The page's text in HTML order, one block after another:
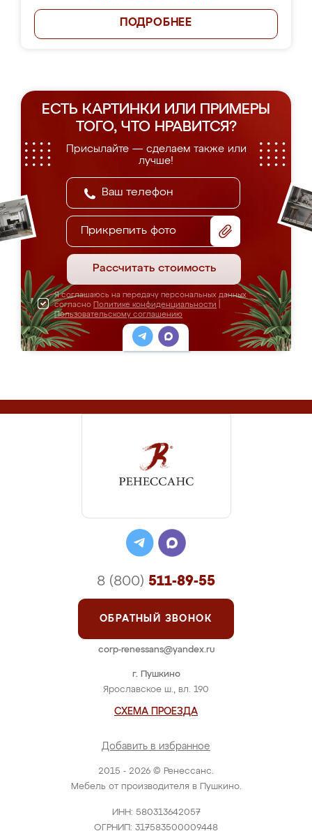
ПОДРОБНЕЕ
ЕСТЬ КАРТИНКИ ИЛИ ПРИМЕРЫ
ТОГО, ЧТО НРАВИТСЯ?
Присылайте — сделаем также или
лучше!
Прикрепить фото
Рассчитать стоимость
Я соглашаюсь на передачу персональных данных
согласно Политике конфиденциальности
Пользовательскому соглашению
2015 - 2026 © Ренессанс.
Мебель от производителя в Пушкино.
ИНН: 580313642057
ОГРНИП: 317583500009448
г. Пушкино
Ярославское ш., вл. 190
СХЕМА ПРОЕЗДА
Добавить в избранное
8 (800) 511-89-55
ОБРАТНЫЙ ЗВОНОК
corp-renessans@yandex.ru